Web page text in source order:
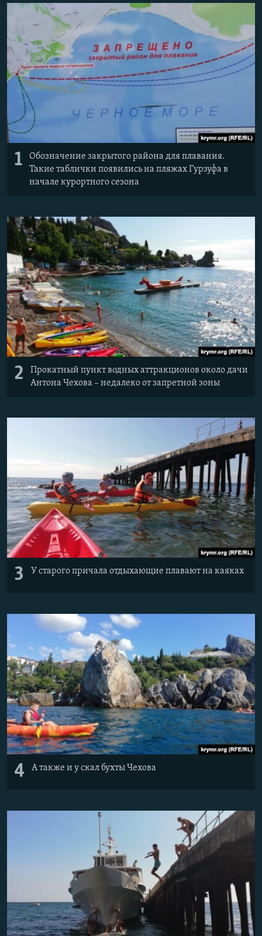
ПОБЕДИТЕЛЕЙ НЕ СУДЯТ?
КРЫМ.НЕПОКОРЕННЫЙ
ELIFBE
УКРАИНСКАЯ ПРОБЛЕМА КРЫМА
ПРИСОЕДИНЯЙТЕСЬ!
Все сайты RFE/RL
1
Обозначение закрытого района для плавания.
Такие таблички появились на пляжах Гурзуфа в
начале курортного сезона
2
Прокатный пункт водных аттракционов около дачи
Антона Чехова – недалеко от запретной зоны
3 У старого причала отдыхающие плавают на каяках
4 А также и у скал бухты Чехова